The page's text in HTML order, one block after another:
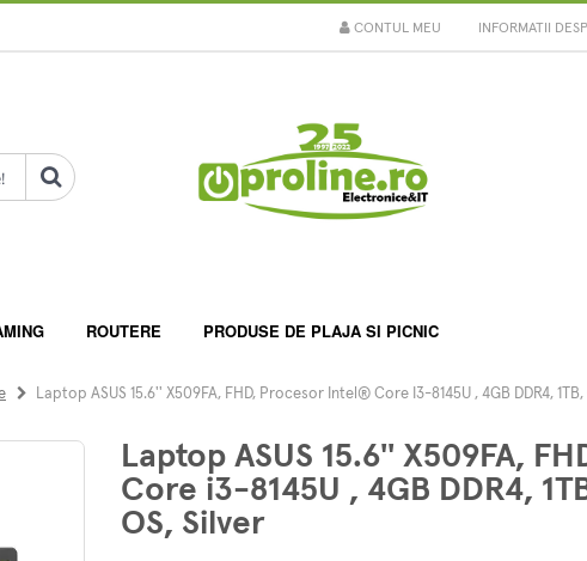
INFORMATII
CONTUL MEU
ROUTERE PRODUSE DE PLAJA SI PICNIC
Laptop ASUS 15.6'' X509FA, FHD, Procesor Intel® Core I3-8145U , 4GB DDR4,
Laptop ASUS 15.6'' X509FA,
Core i3-8145U , 4GB DDR4,
OS, Silver